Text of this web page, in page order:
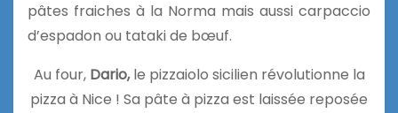
pâtes fraiches à la Norma mais aussi carpaccio
d’espadon ou tataki de bœuf.
Au four, Dario,le pizzaiolo sicilien révolutionne la
pizza à Nice ! Sa pâte à pizza est laissée reposée